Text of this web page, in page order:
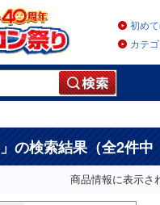
初め
カテ
」の検索結果（全2件
商品情報に表示さ